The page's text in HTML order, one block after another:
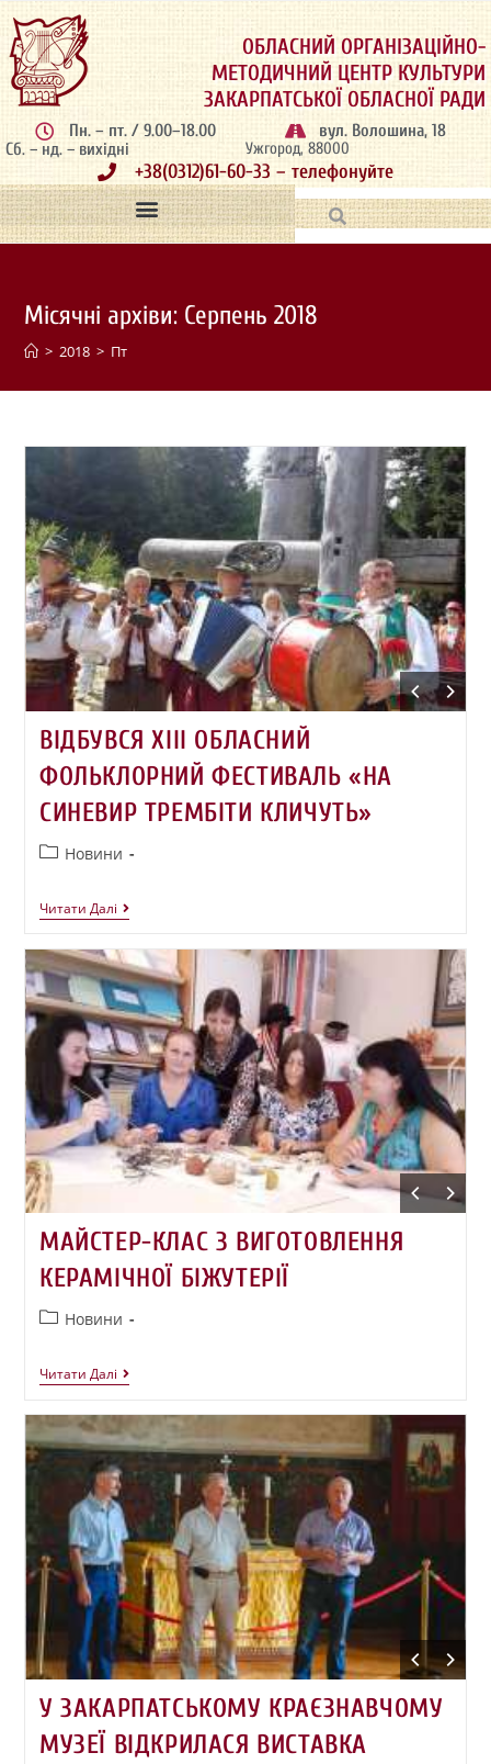
ОБЛАСНИЙ ОРГАНІЗАЦІЙНО-
МЕТОДИЧНИЙ ЦЕНТР КУЛЬТУРИ
ЗАКАРПАТСЬКОЇ ОБЛАСНОЇ РАДИ
Пн. – пт. / 9.00–18.00
Сб. – нд. – вихідні
вул. Волошина, 18
Ужгород, 88000
+38(0312)61-60-33 – телефонуйте
Місячні архіви: Серпень 2018
> 2018 > Пт
ВІДБУВСЯ ХІІІ ОБЛАСНИЙ
ФОЛЬКЛОРНИЙ ФЕСТИВАЛЬ «НА
СИНЕВИР ТРЕМБІТИ КЛИЧУТЬ»
Новини
Читати Далі
МАЙСТЕР-КЛАС З ВИГОТОВЛЕННЯ
КЕРАМІЧНОЇ БІЖУТЕРІЇ
Новини
Читати Далі
У ЗАКАРПАТСЬКОМУ КРАЄЗНАВЧОМУ
МУЗЕЇ ВІДКРИЛАСЯ ВИСТАВКА